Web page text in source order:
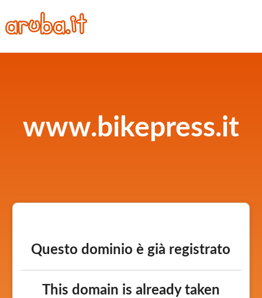
www.bikepress.it
Questo dominio è già registrato
This domain is already taken